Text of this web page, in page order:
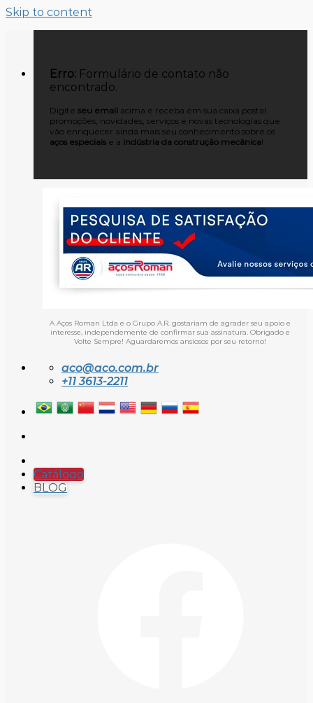
Skip to content
Erro: Formulário de contato não
encontrado.
Digite seu email acima e receba em sua caixa postal
promoções, novidades, serviços e novas tecnologias que
vão enriquecer ainda mais seu conhecimento sobre os
aços especiais e a indústria da construção mecânica!
A Aços Roman Ltda e o Grupo A.R. gostariam de agrader seu apoio e
interesse, independemente de confirmar sua assinatura. Obrigado e
Volte Sempre! Aguardaremos ansiosos por seu retorno!
aco@aco.com.br
+11 3613-2211
Catálogo
BLOG